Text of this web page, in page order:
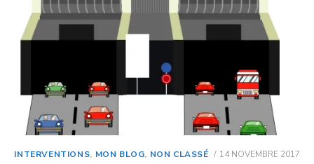
INTERVENTIONS, MON BLOG, NON CLASSÉ 14 NOVEMBRE 2017